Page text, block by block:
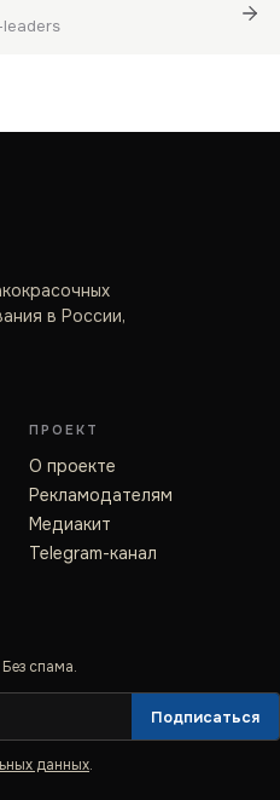
в России,
ПРОЕКТ
О проекте
Рекламодателям
Медиакит
Telegram-канал
спама.
Подписаться
данных.